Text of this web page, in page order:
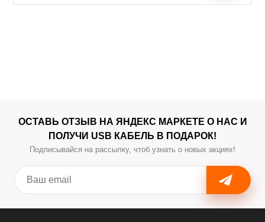
ОСТАВЬ ОТЗЫВ НА ЯНДЕКС МАРКЕТЕ О НАС И
ПОЛУЧИ USB КАБЕЛЬ В ПОДАРОК!
Подписывайся на рассылку, чтоб узнать о новых акциях!